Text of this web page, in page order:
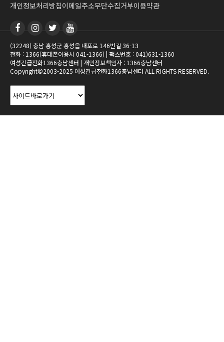
개인정보처리방침이메일주소무단수집거부이용약관
(32248) 충남 홍성군 홍성읍 내포로 146번길 36-13
전화 : 1366(휴대폰이용시 041-1366) | 팩스번호 : 041)631-1360
여성긴급전화1366충남센터 | 개인정보책임자 : 1366충남센터
Copyright©2003-2025 여성긴급전화1366충남센터 ALL RIGHTS RESERVED.